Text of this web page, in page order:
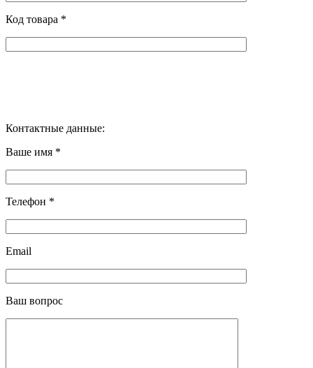
Код товара *
Контактные данные:
Ваше имя *
Телефон *
Email
Ваш вопрос